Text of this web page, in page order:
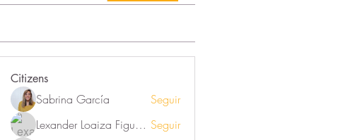
Citizens
Sabrina García
Seguir
Lexander Loaiza Figueroa Seguir